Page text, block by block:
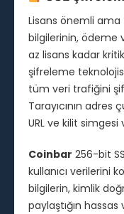
Lisans önemli ama
bilgilerinin, ödeme
az lisans kadar
şifreleme
tüm veri trafiğini
Tarayıcının
URL ve kilit
Coinbar 256-bit
kullanıcı verilerini
bilgilerin, kimlik
paylaştığın